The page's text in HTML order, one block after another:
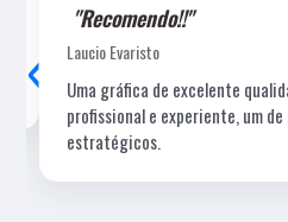
"Recomendo!!"
Laucio Evaristo
Uma gráfica de excelente
profissional e experiente, um
estratégicos.
‹